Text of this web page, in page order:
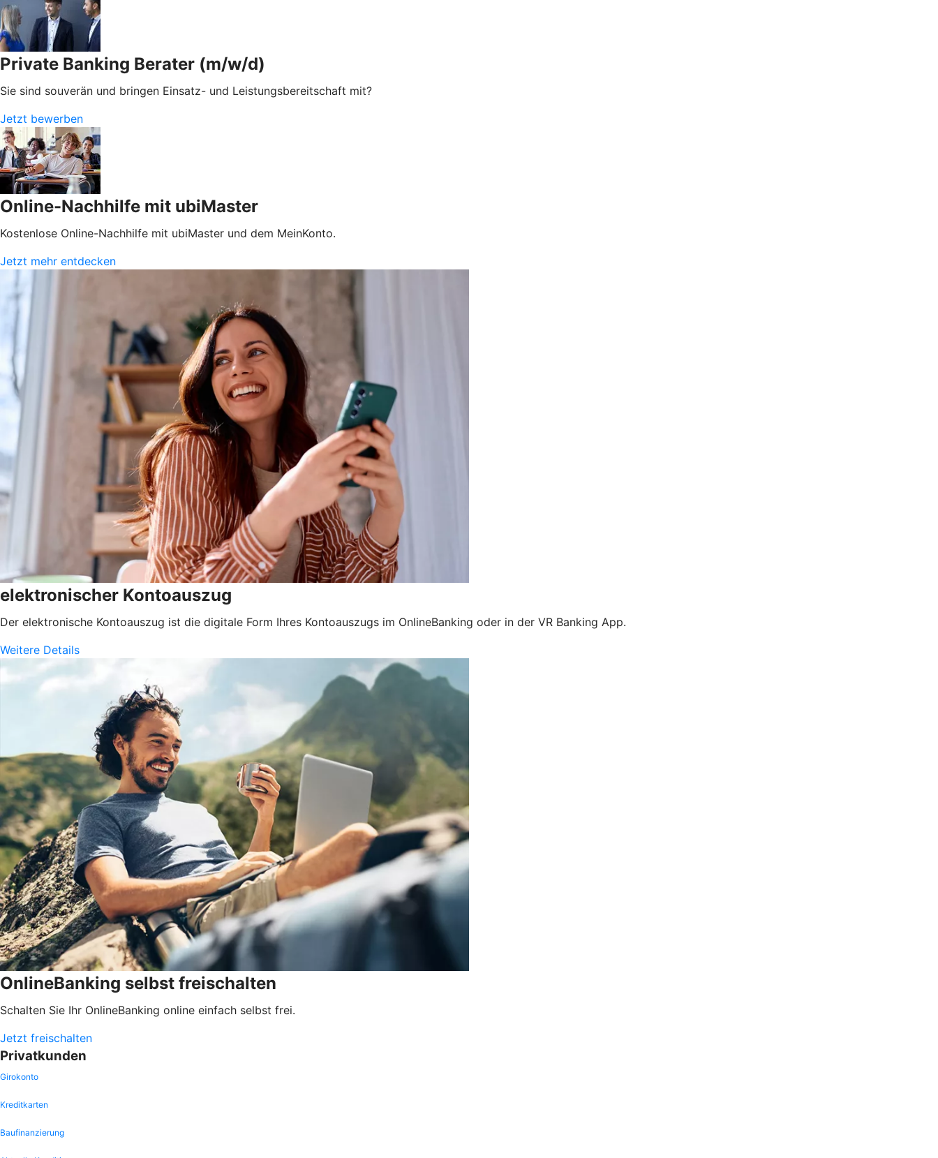
Private Banking Berater (m/w/d)
Sie sind souverän und bringen Einsatz- und Leistungsbereitschaft mit?
Jetzt bewerben
Online-Nachhilfe mit ubiMaster
Kostenlose Online-Nachhilfe mit ubiMaster und dem MeinKonto.
Jetzt mehr entdecken
elektronischer Kontoauszug
Der elektronische Kontoauszug ist die digitale Form Ihres Kontoauszugs im OnlineBanking oder in der VR Banking App.
Weitere Details
OnlineBanking selbst freischalten
Schalten Sie Ihr OnlineBanking online einfach selbst frei.
Jetzt freischalten
Privatkunden
Girokonto
Kreditkarten
Baufinanzierung